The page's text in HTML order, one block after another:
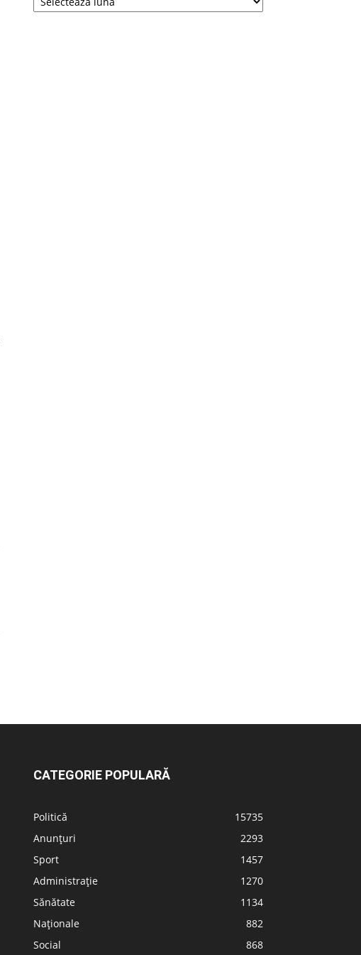
CATEGORIE POPULARĂ
Politică
15735
Anunțuri
2293
Sport
1457
Administrație
1270
Sănătate
1134
Naționale
882
Social
868